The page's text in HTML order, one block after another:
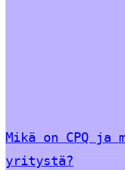
Mikä on CPQ
yritystä?